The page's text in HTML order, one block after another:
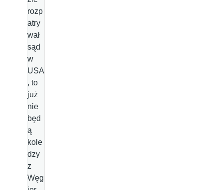
rozp
atry
wał
sąd
w
USA
, to
już
nie
będ
ą
kole
dzy
z
Węg